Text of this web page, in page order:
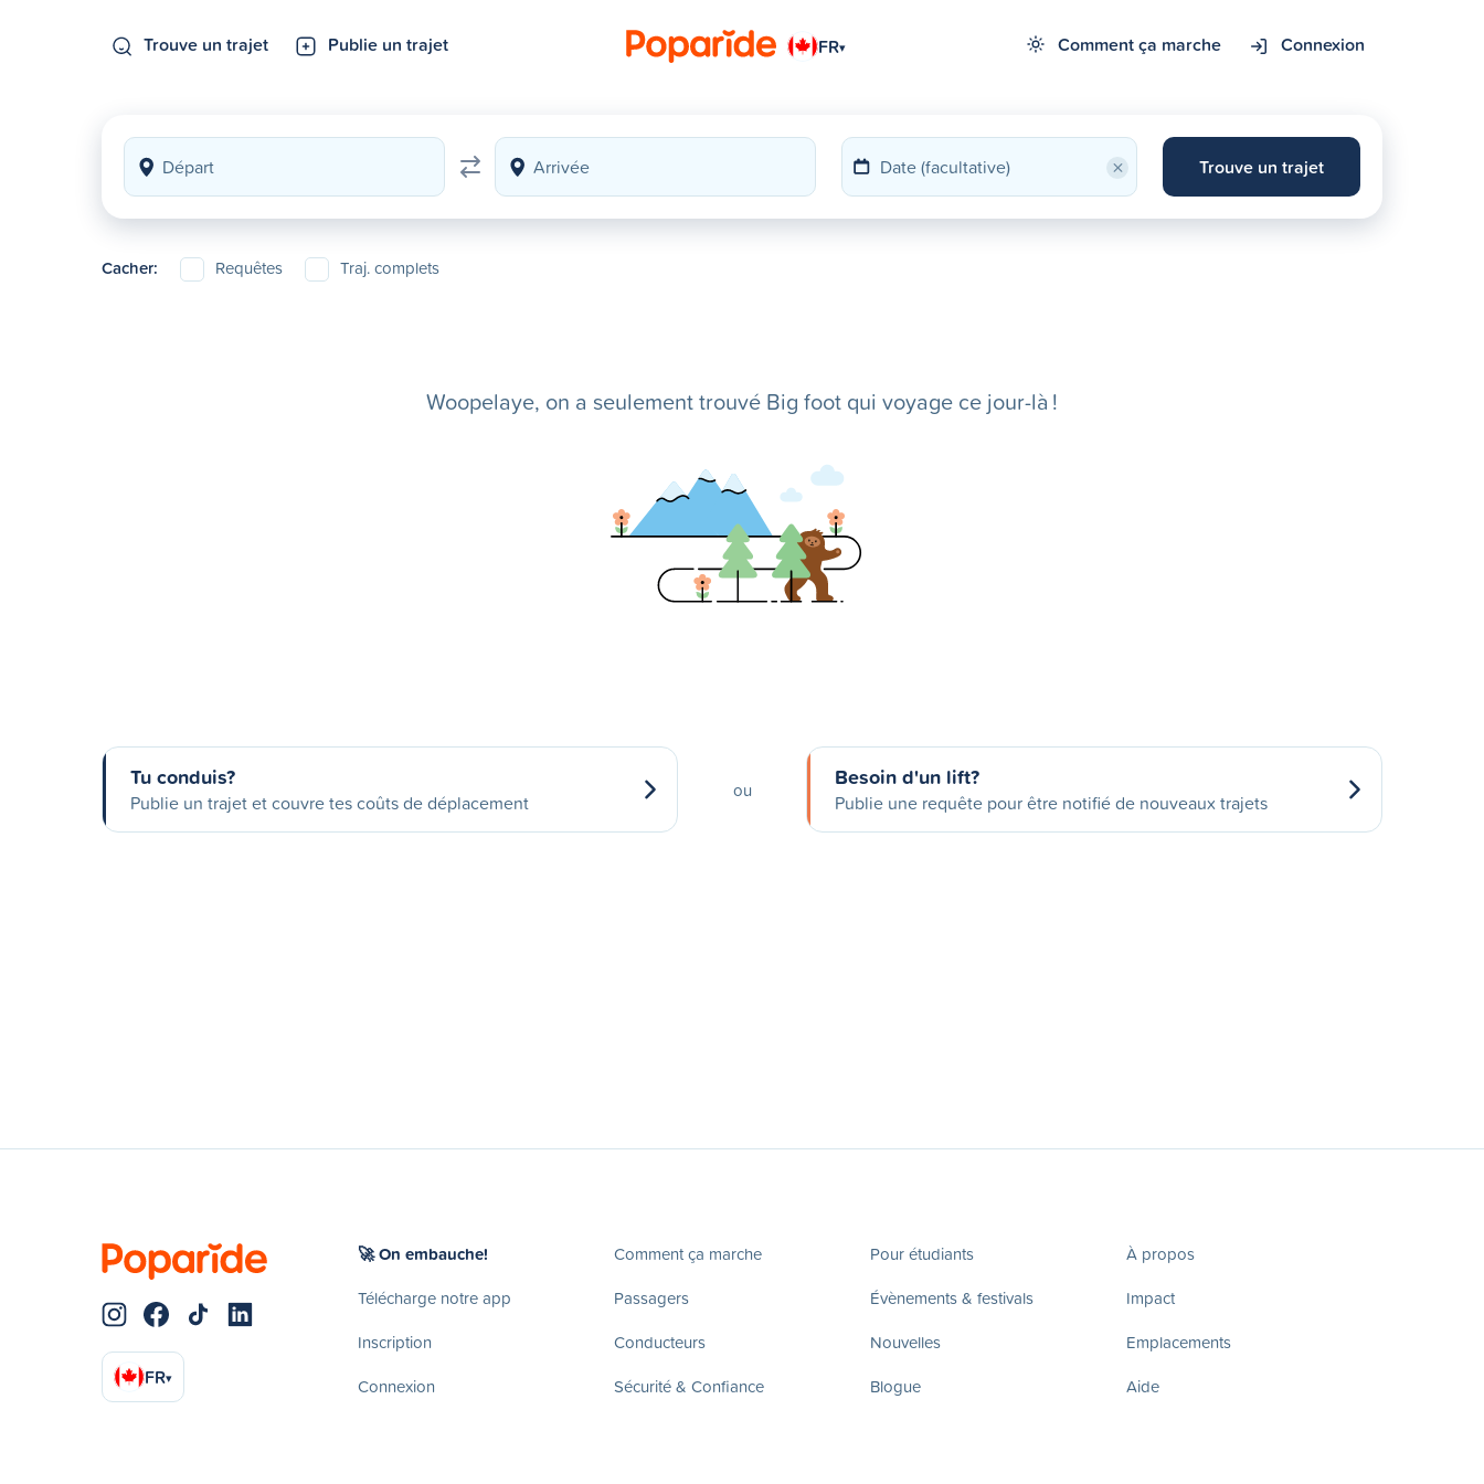
Trouve un trajet Publie un trajet FR▾ Comment ça marche Connexion
× Trouve un trajet
Cacher: Requêtes Traj. complets
Woopelaye, on a seulement trouvé Big foot qui voyage ce jour-là !
Tu conduis?
Publie un trajet et couvre tes coûts de déplacement
ou Besoin d'un lift?
Publie une requête pour être notifié de nouveaux trajets
FR▾
🚀 On embauche!
Télécharge notre app
Inscription
Connexion
Comment ça marche
Passagers
Conducteurs
Sécurité & Confiance
Pour étudiants
Évènements & festivals
Nouvelles
Blogue
À propos
Impact
Emplacements
Aide